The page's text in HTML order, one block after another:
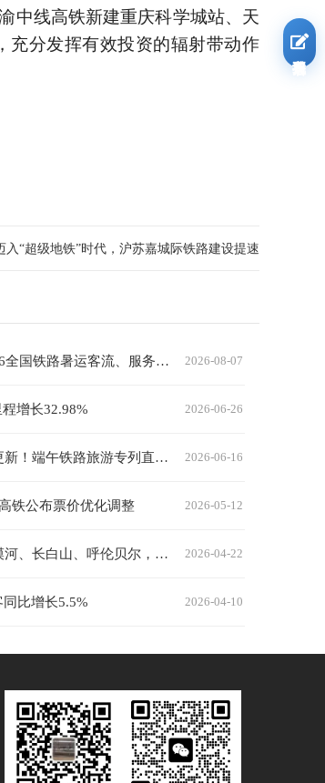
中线高铁新建重庆科学城站、天
充分发挥有效投资的辐射带动作
入“超级地铁”时代，沪苏嘉城际铁路建设提速
暑运过半再创佳绩！2026全国铁路暑运客流、服务、运力全面升级 2026-08-07
增长32.98% 2026-06-26
高铁 1 小时圈出游攻略更新！端午铁路旅游专列直达羌乡、古镇、雪山秘境 2026-06-16
铁公布票价优化调整 2026-05-12
东北旅游专列15天玩遍漠河、长白山、呼伦贝尔，5月长沙出发，3599元起 2026-04-22
比增长5.5% 2026-04-10
我要报名